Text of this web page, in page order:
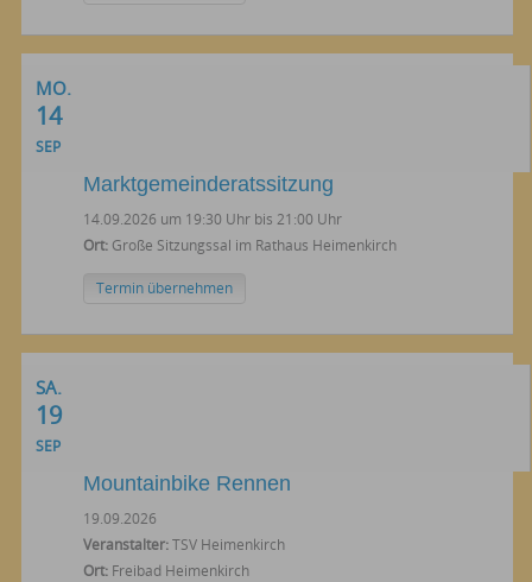
MO.
14
SEP
Marktgemeinderatssitzung
14.09.2026 um 19:30 Uhr bis 21:00 Uhr
Ort: Große Sitzungssal im Rathaus Heimenkirch
Termin übernehmen
SA.
19
SEP
Mountainbike Rennen
19.09.2026
Veranstalter:TSV Heimenkirch
Ort: Freibad Heimenkirch